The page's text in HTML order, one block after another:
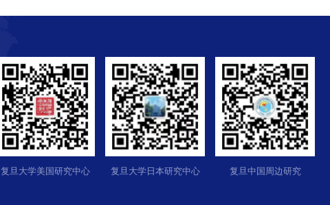
复旦大学美国研究中心 复旦大学日本研究中心 复旦中国周边研究